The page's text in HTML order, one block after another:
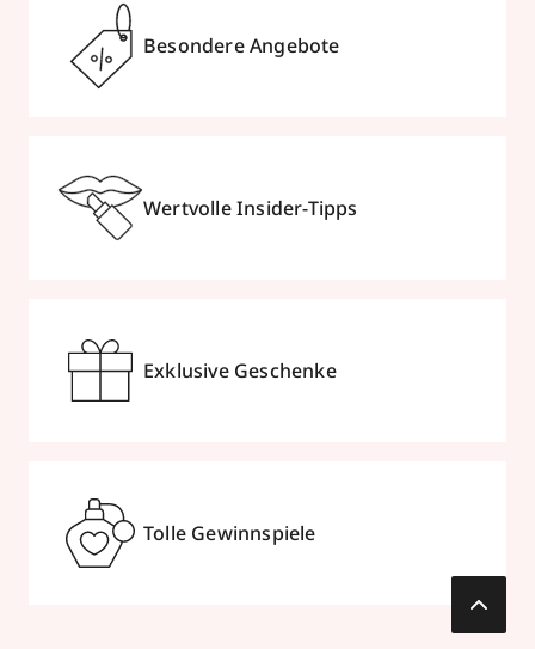
Besondere Angebote
Wertvolle Insider-Tipps
Exklusive Geschenke
Tolle Gewinnspiele